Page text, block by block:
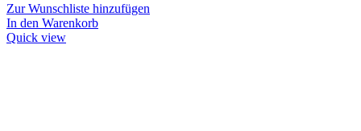
Zur Wunschliste hinzufügen
In den Warenkorb
Quick view